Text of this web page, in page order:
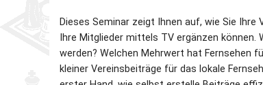
Partner
Senioren-
Senioren-
Dieses Seminar zeigt Ihnen auf, wie Sie
Ihre Mitglieder mittels TV ergänzen
werden? Welchen Mehrwert hat Fernsehen
kleiner Vereinsbeiträge für das lokale